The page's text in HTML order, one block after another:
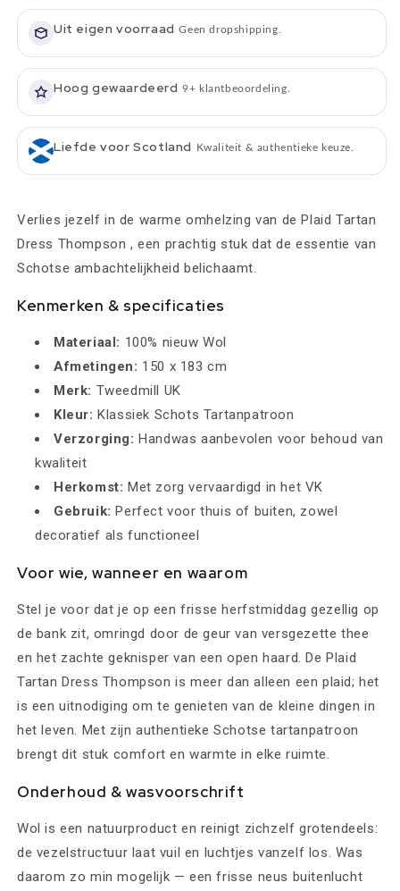
Tweedmill
UK
Tweedmill
UK
Uit eigen voorraad Geen dropshipping.
Hoog gewaardeerd 9+ klantbeoordeling.
Liefde voor Scotland Kwaliteit & authentieke keuze.
Verlies jezelf in de warme omhelzing van de Plaid Tartan
Dress Thompson , een prachtig stuk dat de essentie van
Schotse ambachtelijkheid belichaamt.
Kenmerken & specificaties
Materiaal: 100% nieuw Wol
Afmetingen: 150 x 183 cm
Merk: Tweedmill UK
Kleur: Klassiek Schots Tartanpatroon
Verzorging: Handwas aanbevolen voor behoud van
kwaliteit
Herkomst: Met zorg vervaardigd in het VK
Gebruik: Perfect voor thuis of buiten, zowel
decoratief als functioneel
Voor wie, wanneer en waarom
Stel je voor dat je op een frisse herfstmiddag gezellig op
de bank zit, omringd door de geur van versgezette thee
en het zachte geknisper van een open haard. De Plaid
Tartan Dress Thompson is meer dan alleen een plaid; het
is een uitnodiging om te genieten van de kleine dingen in
het leven. Met zijn authentieke Schotse tartanpatroon
brengt dit stuk comfort en warmte in elke ruimte.
Onderhoud & wasvoorschrift
Wol is een natuurproduct en reinigt zichzelf grotendeels:
de vezelstructuur laat vuil en luchtjes vanzelf los. Was
daarom zo min mogelijk — een frisse neus buitenlucht